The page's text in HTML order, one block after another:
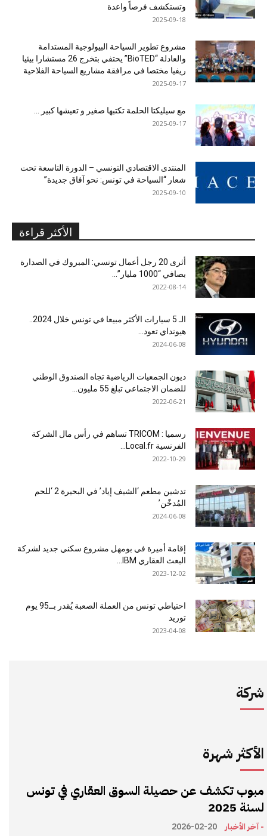
وتستكشف فرصاً واعدة
2025-09-18
مشروع تطوير السياحة البيولوجية المستدامة
والعادلة “BioTED” يحتفي بتخرج 26 مستشارا بيئيا
ريفيا مختصا في مرافقة مشاريع السياحة الفلاحية
2025-09-17
مع سيليكتا الحلمة تكتبها صغير و تعيشها كبير …
2025-09-17
المنتدى الاقتصادي التونسي – الدورة التاسعة تحت
شعار “السياحة في تونس: نحو آفاق جديدة”
2025-09-10
الأكثر قراءة
أثرى 20 رجل أعمال تونسي: المبروك في الصدارة
بصافي “1000 مليار”...
2022-08-14
هيونداي تعود...
2024-06-08
ديون الجمعيات الرياضية تجاه الصندوق الوطني
للضمان الاجتماعي تبلغ 55 مليون...
2022-06-21
رسميا : TRICOM تساهم في رأس مال الشركة
الفرنسية Local.fr...
2022-10-29
تدشين مطعم ‘الشيف إياد’ في البحيرة 2 ‘للحم
المُدخّن’
2024-06-08
إقامة أميرة في بومهل مشروع سكني جديد لشركة
البعث العقاري IBM...
2023-12-02
احتياطي تونس من العملة الصعبة يُقدر بــ95 يوم
توريد
2023-04-08
شركة
الأكثر شهرة
مبوب تكشف عن حصيلة السوق العقاري في تونس
لسنة 2025
- آخر الأخبار 2026-02-20